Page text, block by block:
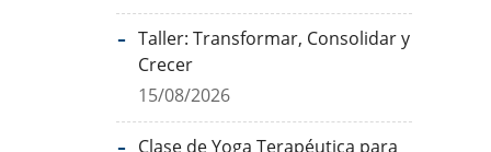
Taller: Transformar, Consolidar y
Crecer
15/08/2026
Clase de Yoga Terapéutica para